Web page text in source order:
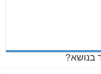
בנושא?